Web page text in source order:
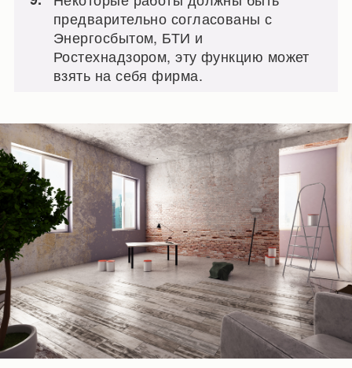
предварительно согласованы с
Энергосбытом, БТИ и
Ростехнадзором, эту функцию может
взять на себя фирма.